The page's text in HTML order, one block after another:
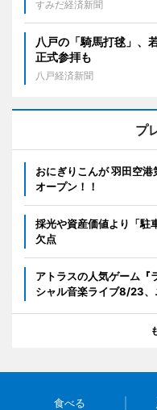
すみだ経済新聞
八戸の「騎馬打毬」
正式参拝も
八戸経済新聞
プ
おにぎりこんが 羽田空
オープン！！
採光や資産価値より「駐
欠点
アトラスの人気ゲーム『
シャル音楽ライブ8/23
食べる